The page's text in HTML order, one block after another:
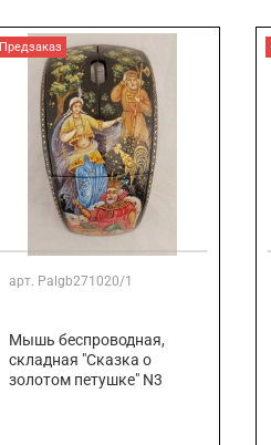
Предзаказ
арт. Palgb271020/1
Мышь беспроводная,
складная "Сказка о
золотом петушке" N3